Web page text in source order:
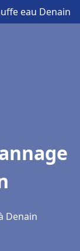
eau Denain
Denain